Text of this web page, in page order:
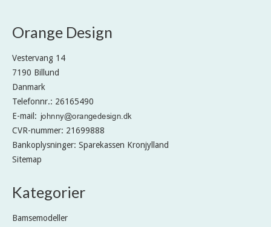
Orange Design
Vestervang 14
7190 Billund
Danmark
Telefonnr.: 26165490
E-mail :
CVR-nummer: 21699888
Bankoplysninger: Sparekassen Kronjylland
Sitemap
Kategorier
Bamsemodeller